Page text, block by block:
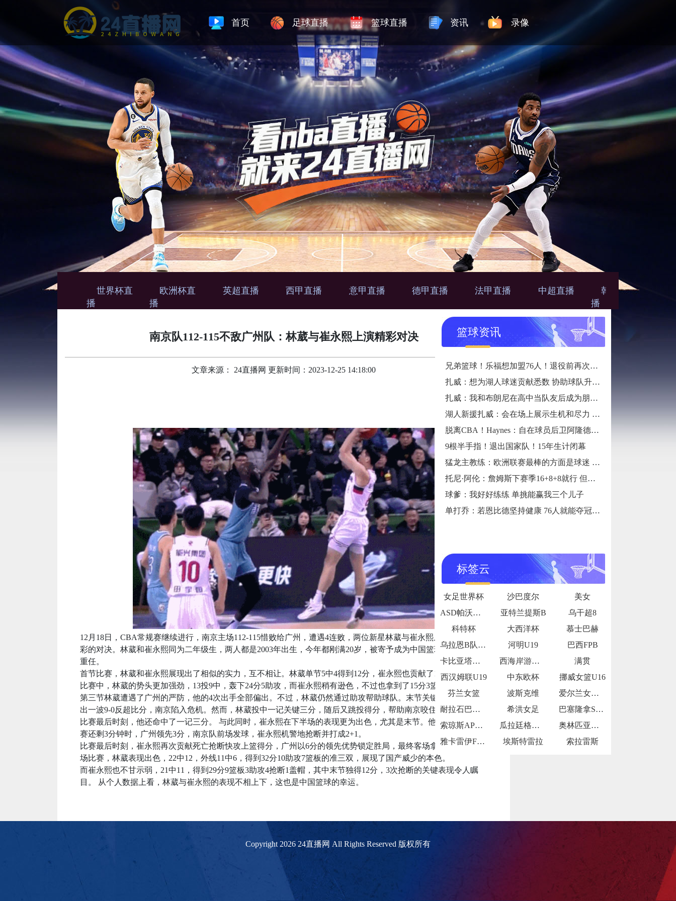
首页 足球直播 篮球直播 资讯 录像
世界杯直
播
欧洲杯直
播
英超直播 西甲直播 意甲直播 德甲直播 法甲直播 中超直播
韩篮甲直
播
南京队112-115不敌广州队：林葳与崔永熙上演精彩对决
文章来源： 24直播网 更新时间：2023-12-25 14:18:00
12月18日，CBA常规赛继续进行，南京主场112-115惜败给广州，遭遇4连败，两位新星林葳与崔永熙上演了一场精
彩的对决。林葳和崔永熙同为二年级生，两人都是2003年出生，今年都刚满20岁，被寄予成为中国篮球未来希望的
重任。
首节比赛，林葳和崔永熙展现出了相似的实力，互不相让。林葳单节5中4得到12分，崔永熙也贡献了11分。上半场
比赛中，林葳的势头更加强劲，13投9中，轰下24分5助攻，而崔永熙稍有逊色，不过也拿到了15分3篮板。
第三节林葳遭遇了广州的严防，他的4次出手全部偏出。不过，林葳仍然通过助攻帮助球队。末节关键时刻，广州打
出一波9-0反超比分，南京陷入危机。然而，林葳投中一记关键三分，随后又跳投得分，帮助南京咬住了比分。
比赛最后时刻，他还命中了一记三分。 与此同时，崔永熙在下半场的表现更为出色，尤其是末节。他独得12分，比
赛还剩3分钟时，广州领先3分，南京队前场发球，崔永熙机警地抢断并打成2+1。
比赛最后时刻，崔永熙再次贡献死亡抢断快攻上篮得分，广州以6分的领先优势锁定胜局，最终客场拿下比赛。 全
场比赛，林葳表现出色，22中12，外线11中6，得到32分10助攻7篮板的准三双，展现了国产威少的本色。
而崔永熙也不甘示弱，21中11，得到29分9篮板3助攻4抢断1盖帽，其中末节独得12分，3次抢断的关键表现令人瞩
目。 从个人数据上看，林葳与崔永熙的表现不相上下，这也是中国篮球的幸运。
篮球资讯
兄弟篮球！乐福想加盟76人！退役前再次联手詹姆斯
扎威：想为湖人球迷贡献悉数 协助球队升起第18面冠军旗号
扎威：我和布朗尼在高中当队友后成为朋友 很振奋能再次并肩作战
湖人新援扎威：会在场上展示生机和尽力 防卫对方最好的球员
脱离CBA！Haynes：自在球员后卫阿隆德斯·威廉姆斯签约奇才
9根半手指！退出国家队！15年生计闭幕
猛龙主教练：欧洲联赛最棒的方面是球迷 在运营层面还有提高空间
托尼·阿伦：詹姆斯下赛季16+8+8就行 但马克西可能要放权了
球爹：我好好练练 单挑能赢我三个儿子
单打乔：若恩比德坚持健康 76人就能夺冠 我押注5万美元
标签云
女足世界杯 沙巴度尔
美女
ASD帕沃内塞
亚特兰提斯B
乌干超8
科特杯
大西洋杯
慕士巴赫
乌拉恩B队U19
河明U19
巴西FPB
卡比亚塔公牛
西海岸游骑兵女足
满贯
西汉姆联U19
中东欧杯
挪威女篮U16
芬兰女篮
波斯克维
爱尔兰女篮U16
耐拉石巴勒鲁普
希洪女足
巴塞隆拿SP青年队
索琼斯AP青年队
瓜拉廷格塔U20
奥林匹亚青年队
雅卡雷伊FCU20
埃斯特雷拉 索拉雷斯
Copyright 2026 24直播网 All Rights Reserved 版权所有